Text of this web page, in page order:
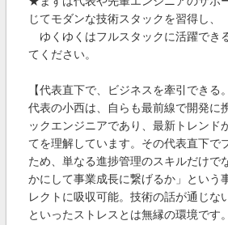
じてモダンな技術スタックを習得し、
ゆくゆくはフルスタックに活躍でき
てください。
【代表直下で、ビジネスを牽引できる
代表の小西は、自らも最前線で開発に
ックエンジニアであり、最新トレンド
てを理解しています。その代表直下で
ため、単なる進捗管理のスキルだけで
かにして事業成長に繋げるか」という
レクトに吸収可能。技術の話が通じな
といったストレスとは無縁の環境です